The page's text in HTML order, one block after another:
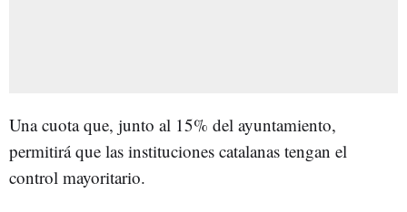
Una cuota que, junto al 15% del ayuntamiento,
permitirá que las instituciones catalanas tengan el
control mayoritario.